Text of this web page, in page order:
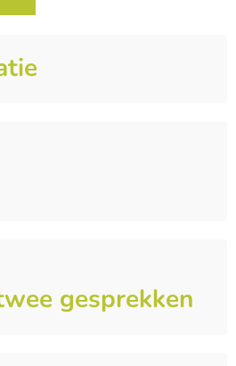
gesprekken